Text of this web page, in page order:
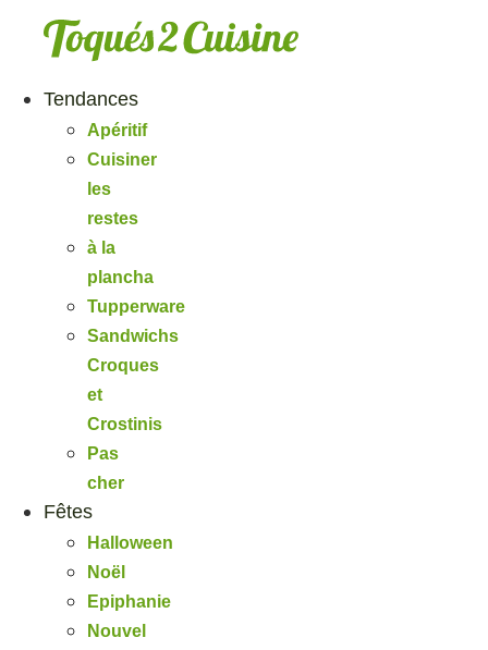
Tendances
Apéritif
Cuisiner
les
restes
à la
plancha
Tupperware
Sandwichs
Croques
et
Crostinis
Pas
cher
Fêtes
Halloween
Noël
Epiphanie
Nouvel